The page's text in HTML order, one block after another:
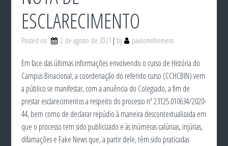
ESCLARECIMENTO
Posted on 2 de agosto de 2021 by paulomilhomens
Em face das últimas informações envolvendo o curso de História do
Campus Binacional, a coordenação do referido curso (CCHCBIN) vem
a público se manifestar, com a anuência do Colegiado, a fim de
prestar esclarecimentos a respeito do processo nº 23125.010634/2020-
44, bem como de declarar repúdio à maneira descontextualizada em
que o processo tem sido publicizado e às inúmeras calúnias, injúrias,
difamações e Fake News que, a partir dele, têm sido praticadas